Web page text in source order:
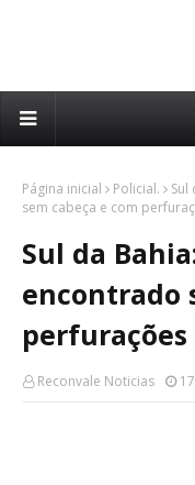
Página inicial Policial.
sem cabeça e com
Sul da
encontrado
perfurações
Reconvale Noticias